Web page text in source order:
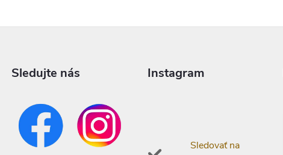
Sledujte nás Instagram
Sledovať na